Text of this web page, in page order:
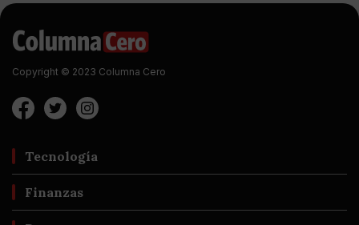
Copyright © 2023 Columna Cero
Tecnología
Finanzas